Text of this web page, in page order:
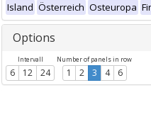
Island Österreich Osteuropa
Options
Intervall
6 12 24
Number of panels in row
1 2 3 4 6